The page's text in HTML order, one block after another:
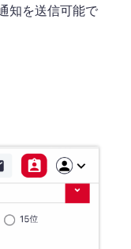
知を送信可能で